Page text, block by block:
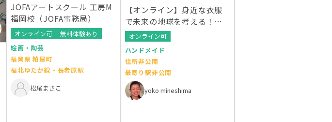
JOFAアートスクール 工房M
福岡校（JOFA事務局）
オンライン可
無料体験あり
絵画・陶芸
福岡県 粕屋町
福北ゆたか線・長者原駅
松尾まさこ
【オンライン】身近な衣服
で未来の地球を考える！ク
ルエシカルWS
オンライン可
ハンドメイド
住所非公開
最寄り駅非公開
yoko mineshima